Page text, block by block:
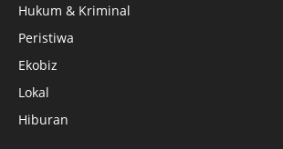
Hukum & Kriminal
Peristiwa
Ekobiz
Lokal
Hiburan